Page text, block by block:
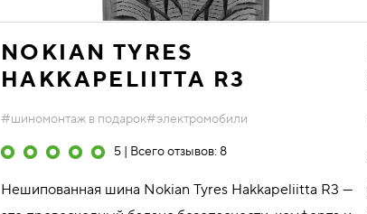
NOKIAN TYRES
HAKKAPELIITTA R3
#шиномонтаж в подарок#электромобили
5 | Всего отзывов: 8
Нешипованная шина Nokian Tyres Hakkapeliitta R3 —